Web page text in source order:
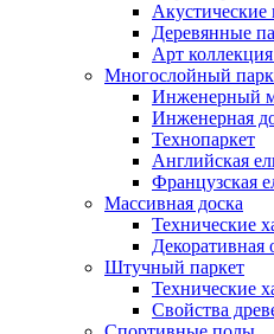
Акустические
Деревянные
Арт
Многослойный
Инженерный
Инженерная
Технопаркет
Английская
Французская
Массивная доска
Технические
Декоративная
Штучный паркет
Технические
Свойства